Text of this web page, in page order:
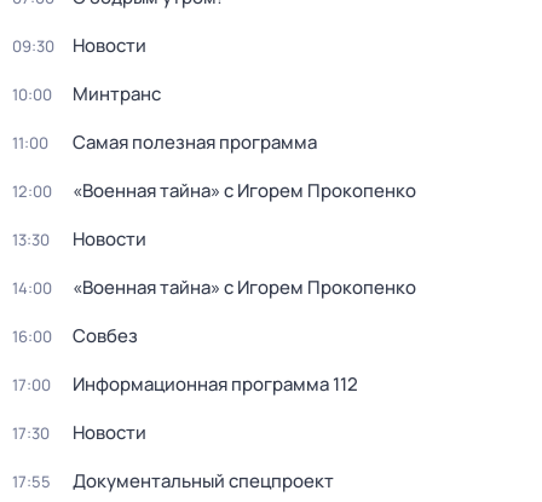
09:30 Новости
10:00 Минтранс
11:00 Самая полезная программа
12:00 «Военная тайна» с Игорем Прокопенко
13:30 Новости
14:00 «Военная тайна» с Игорем Прокопенко
16:00 Совбез
17:00 Информационная программа 112
17:30 Новости
17:55 Документальный спецпроект